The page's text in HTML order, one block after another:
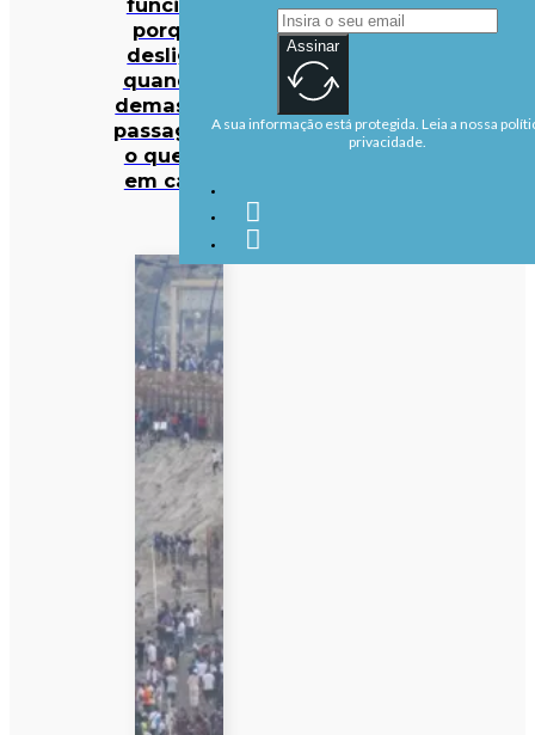
porque é
desligado
quando há
demasiados
passageiros:
o que está
em causa?
Assinar
A sua informação está protegida. Leia a nossa
privacidade.